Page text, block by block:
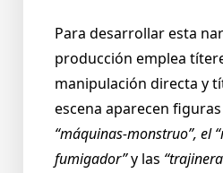
Para desarrollar esta
producción emplea
manipulación directa y
escena aparecen
“máquinas-monstruo”, el
fumigador”y las